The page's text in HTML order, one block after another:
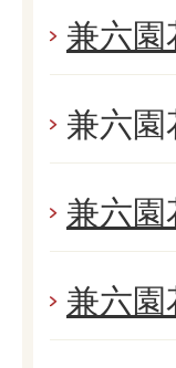
兼六
兼六
兼六
兼六